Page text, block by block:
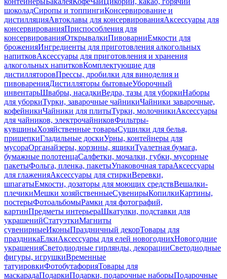
шоколадСиропы и топпингиКонсервирование и
дистилляцияАвтоклавы для консервированияАксессуары для
консервированияПриспособления для
консервированияОткрывалкиПивоварниЕмкости для
броженияИнгредиенты для приготовления алкогольных
напитковАксессуары для приготовления и хранения
алкогольных напитковКомплектующие для
дистилляторовПрессы, дробилки для виноделия и
пивоваренияДистилляторы бытовыеУборочный
инвентарьШвабры, насадкиВедра, тазы для уборкиНаборы
для уборкиТурки, заварочные чайникиЧайники заварочные,
кофейникиЧайники для плитыТурки, молочникиАксессуары
для чайников, электрочайниковФильтры-
кувшиныХозяйственные товарыСушилки для белья,
прищепкиГладильные доскиУрны, контейнеры для
мусораОрганайзеры, корзины, ящикиТуалетная бумага,
бумажные полотенцаСалфетки, мочалки, губки, мусорные
пакетыФольга, пленка, пакетыУпаковочная тараАксессуары
для глаженияАксессуары для стиркиВеревки,
шпагатыЕмкости, дозаторы для моющих средствВешалки-
плечикиМешки хозяйственныеСувенирыКопилкиКартины,
постерыФотоальбомыРамки для фотографий,
картинПредметы интерьераШкатулки, подставки для
украшенийСтатуэткиМагниты
сувенирныеИконыПраздничный декорТовары для
праздникаЕлкиАксессуары для елей новогоднихНовогодние
украшенияСветодиодные гирлянды, декорацииСветодиодные
фигуры, игрушкиВременные
татуировкиФотобутафорияТовары для
маскарадаПодаркиПодарки, подарочные наборыПодарочные